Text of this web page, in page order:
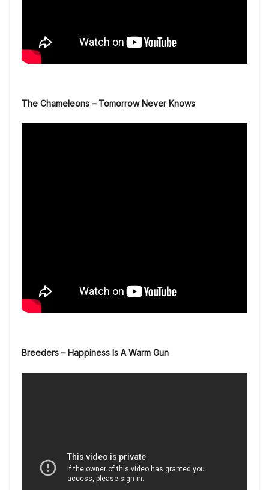
The Chameleons – Tomorrow Never Knows
Breeders – Happiness Is A Warm Gun